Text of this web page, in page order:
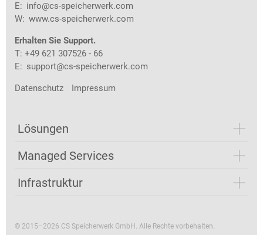
E: info@cs-speicherwerk.com
W: www.cs-speicherwerk.com
Erhalten Sie Support.
T: +49 621 307526 - 66
E: support@cs-speicherwerk.com
Datenschutz Impressum
Lösungen
Managed Services
Infrastruktur
© 2015–2026 CS Speicherwerk GmbH. Alle Rechte vorbehalten.